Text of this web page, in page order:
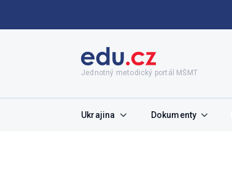
Jednotný metodický portál MŠMT
Ukrajina Dokumenty